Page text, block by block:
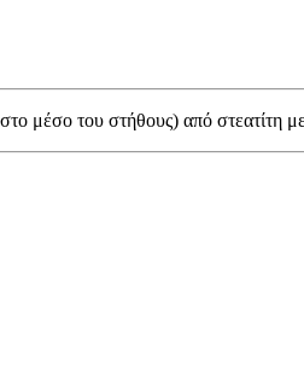
μέσο του στήθους) από στεατίτη